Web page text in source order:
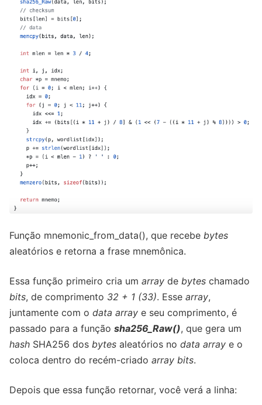
Função mnemonic_from_data(), que recebe bytes
aleatórios e retorna a frase mnemônica.
Essa função primeiro cria um array de bytes chamado
bits, de comprimento 32 + 1 (33). Esse array,
juntamente com o data array e seu comprimento, é
passado para a função sha256_Raw(), que gera um
hash SHA256 dos bytes aleatórios no data array e o
coloca dentro do recém-criado array bits.
Depois que essa função retornar, você verá a linha: